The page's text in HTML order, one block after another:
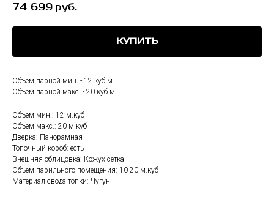
74 699 руб.
КУПИТЬ
Объем парной мин. - 12 куб.м.
Объем парной макс. - 20 куб.м.
Объем мин.: 12 м.куб
Объем макс.: 20 м.куб
Дверка: Панорамная
Топочный короб: есть
Внешняя облицовка: Кожух-сетка
Объем парильного помещения: 10-20 м.куб
Материал свода топки: Чугун